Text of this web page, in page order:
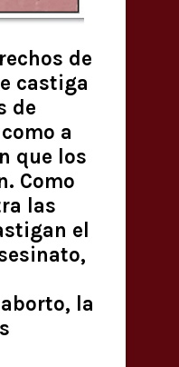
de
castiga
de
a
que los
Como
las
el
la